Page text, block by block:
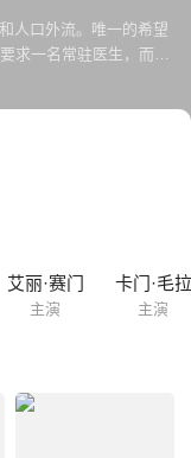
人口外流。唯一的希望
求一名常驻医生，而小
留住唯一一个还是因为
艾丽·赛门
主演
卡门·毛拉
主演